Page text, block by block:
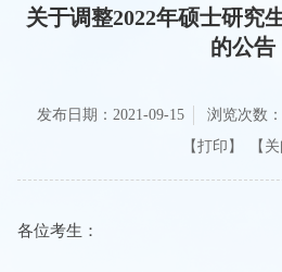
关于调整2022年硕士研究
的公告
发布日期：2021-09-15 浏览次数：
【
各位考生：